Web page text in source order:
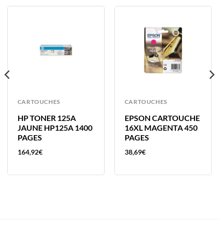
CARTOUCHES
HP TONER 125A
JAUNE HP125A 1400
PAGES
164,92€
CARTOUCHES
EPSON CARTOUCHE
16XL MAGENTA 450
PAGES
38,69€